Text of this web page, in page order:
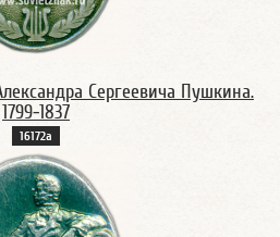
Сергеевича Пушкина.
1799-1837
16172а